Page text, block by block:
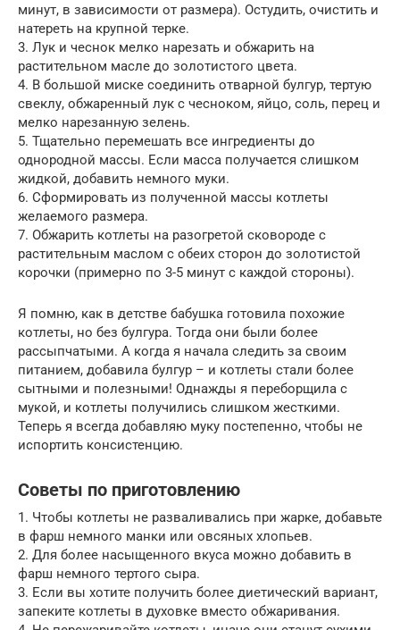
минут, в зависимости от размера). Остудить, очистить и
натереть на крупной терке.
3. Лук и чеснок мелко нарезать и обжарить на
растительном масле до золотистого цвета.
4. В большой миске соединить отварной булгур, тертую
свеклу, обжаренный лук с чесноком, яйцо, соль, перец и
мелко нарезанную зелень.
5. Тщательно перемешать все ингредиенты до
однородной массы. Если масса получается слишком
жидкой, добавить немного муки.
6. Сформировать из полученной массы котлеты
желаемого размера.
7. Обжарить котлеты на разогретой сковороде с
растительным маслом с обеих сторон до золотистой
корочки (примерно по 3-5 минут с каждой стороны).
Я помню, как в детстве бабушка готовила похожие
котлеты, но без булгура. Тогда они были более
рассыпчатыми. А когда я начала следить за своим
питанием, добавила булгур – и котлеты стали более
сытными и полезными! Однажды я переборщила с
мукой, и котлеты получились слишком жесткими.
Теперь я всегда добавляю муку постепенно, чтобы не
испортить консистенцию.
Советы по приготовлению
1. Чтобы котлеты не разваливались при жарке, добавьте
в фарш немного манки или овсяных хлопьев.
2. Для более насыщенного вкуса можно добавить в
фарш немного тертого сыра.
3. Если вы хотите получить более диетический вариант,
запеките котлеты в духовке вместо обжаривания.